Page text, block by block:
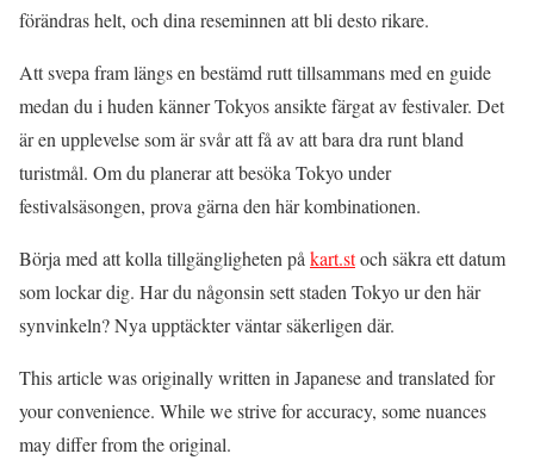
förändras helt, och dina reseminnen att bli desto rikare.
Att svepa fram längs en bestämd rutt tillsammans med en guide
medan du i huden känner Tokyos ansikte färgat av festivaler. Det
är en upplevelse som är svår att få av att bara dra runt bland
turistmål. Om du planerar att besöka Tokyo under
festivalsäsongen, prova gärna den här kombinationen.
Börja med att kolla tillgängligheten på kart.stoch säkra ett datum
som lockar dig. Har du någonsin sett staden Tokyo ur den här
synvinkeln? Nya upptäckter väntar säkerligen där.
This article was originally written in Japanese and translated for
your convenience. While we strive for accuracy, some nuances
may differ from the original.